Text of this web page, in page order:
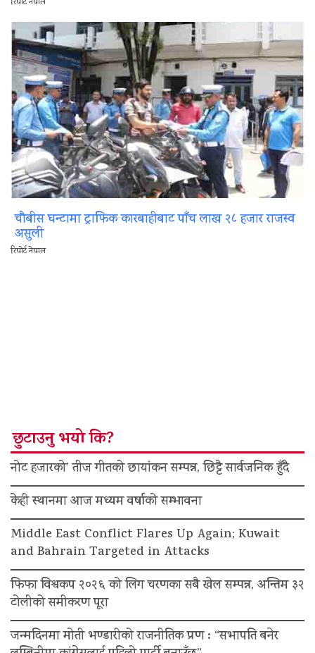
रिपोर्ट नेपाल
चौबीस घन्टामा ट्राफिक कारबाहीबाट पाँच लाख २८ हजार राजस्व
असुली
रिपोर्ट नेपाल
छुटाउनु भयो कि?
नोट हजारको’ तीज गीतको छायांकन सम्पन्न, छिट्टै सार्वजनिक हुँदै
केही स्थानमा आज मध्यम वर्षाको सम्भावना
Middle East Conflict Flares Up Again; Kuwait
and Bahrain Targeted in Attacks
फिफा विश्वकप २०२६ को लिग चरणका सबै खेल सम्पन्न, अन्तिम ३२
टोलीको समीकरण पूरा
जन्मदिनमा मोती भण्डारीको राजनीतिक प्रण : “सभापति बनेर